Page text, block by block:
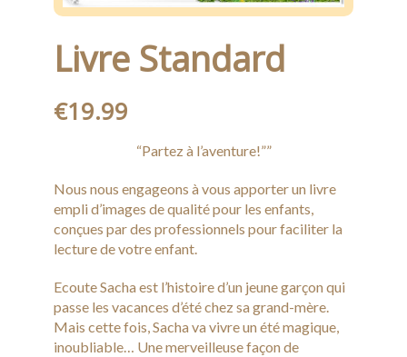
Livre Standard
€19.99
“Partez à l’aventure!””
Nous nous engageons à vous apporter un livre
empli d’images de qualité pour les enfants,
conçues par des professionnels pour faciliter la
lecture de votre enfant.
Ecoute Sacha est l’histoire d’un jeune garçon qui
passe les vacances d’été chez sa grand-mère.
Mais cette fois, Sacha va vivre un été magique,
inoubliable… Une merveilleuse façon de